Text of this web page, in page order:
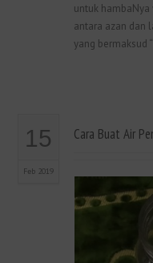
untuk
antara azan dan
yang bermaksud
15
Feb 2019
Cara Buat Air